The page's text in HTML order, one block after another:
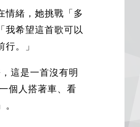
情緒，她挑戰「多
我希望這首歌可以
。」
這是一首沒有明
個人搭著車、看